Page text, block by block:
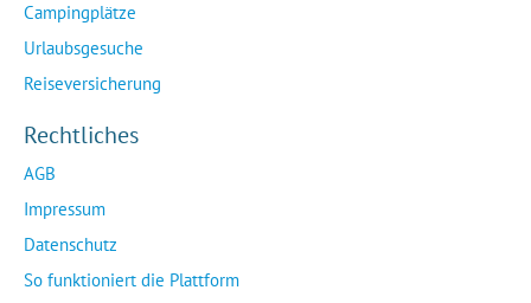
Campingplätze
Urlaubsgesuche
Reiseversicherung
Rechtliches
AGB
Impressum
Datenschutz
So funktioniert die Plattform